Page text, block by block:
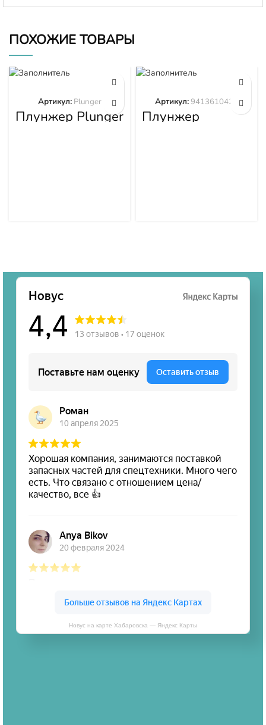
ПОХОЖИЕ ТОВАРЫ
Плунжер Plunger
Артикул: Plunger
Плунжер
9413610423
Артикул:9413610423
Новус на карте Хабаровска — Яндекс Карты